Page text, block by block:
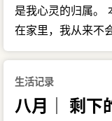
是我心灵的归属。
在家里，我从来不
生活记录
八月｜ 剩下